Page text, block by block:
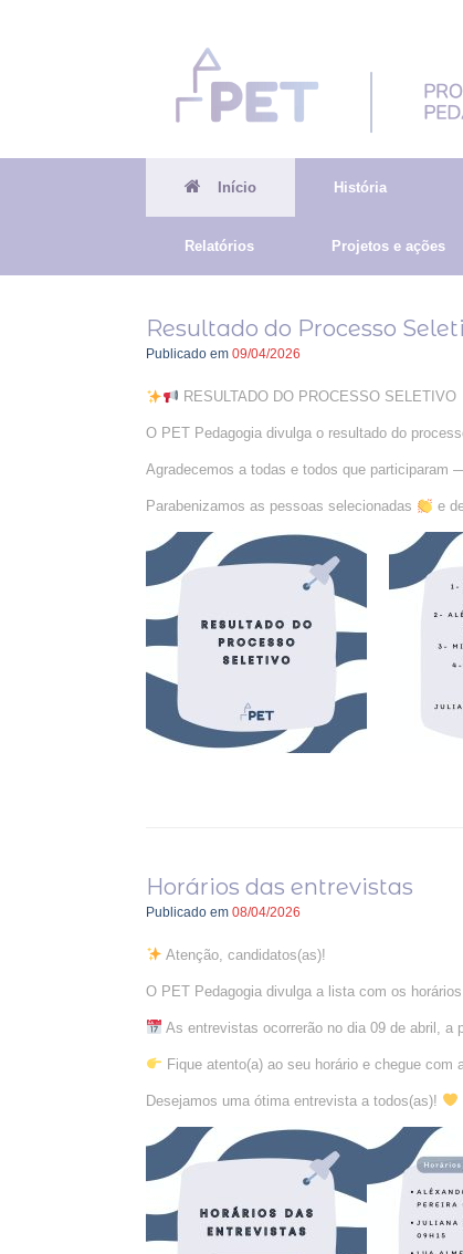
Início História
Relatórios Projetos e ações
Resultado do Processo
Publicado em 09/04/2026
RESULTADO DO PROCESSO SELETIVO
O PET Pedagogia divulga o resultado do
Agradecemos a todas e todos que participaram
Parabenizamos as pessoas selecionadas e
Horários das entrevistas
Publicado em 08/04/2026
Atenção, candidatos(as)!
O PET Pedagogia divulga a lista com os
As entrevistas ocorrerão no dia 09 de abril, a
Fique atento(a) ao seu horário e chegue com
Desejamos uma ótima entrevista a todos(as)!